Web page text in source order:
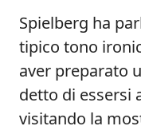
Spielberg ha
tipico tono
aver preparato
detto di essersi
visitando la